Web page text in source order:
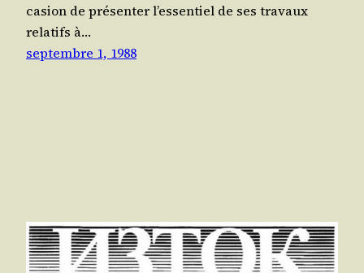
ca­sion de pré­sen­ter l’es­sen­tiel de ses tra­vaux
rela­tifs à…
septembre 1, 1988